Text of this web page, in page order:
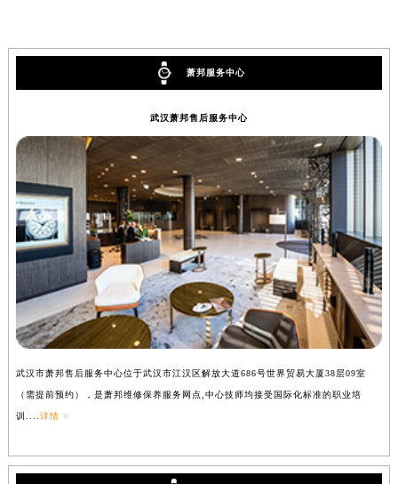
萧邦服务中心
武汉萧邦售后服务中心
武汉市萧邦售后服务中心位于武汉市江汉区解放大道686号世界贸易大厦38层09室
（需提前预约），是萧邦维修保养服务网点,中心技师均接受国际化标准的职业培
训....详情 >